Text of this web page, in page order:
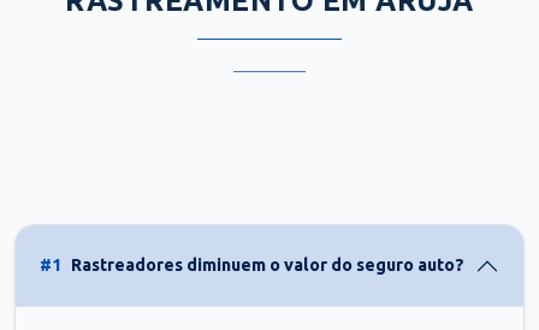
#1 Rastreadores diminuem o valor do seguro auto?